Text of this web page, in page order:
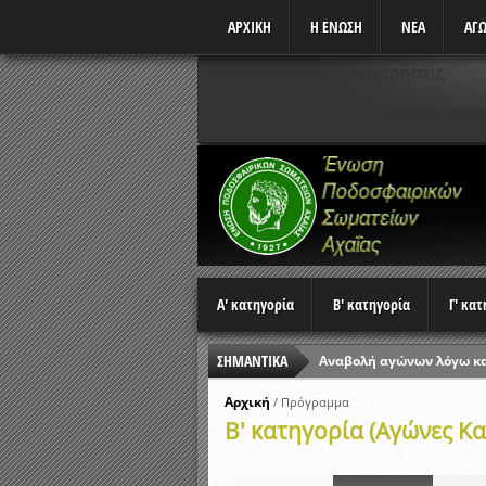
ΑΡΧΙΚΗ Η ΕΝΩΣΗ ΝΕΑ
Α' κατηγορία Β' κατηγορία Γ'
ΣΗΜΑΝΤΙΚΑ
Αναβολή αγώνων λόγω
Αποτελέσματα
Αρχική / Πρόγραμμα
Β' κατηγορία (Αγώνες